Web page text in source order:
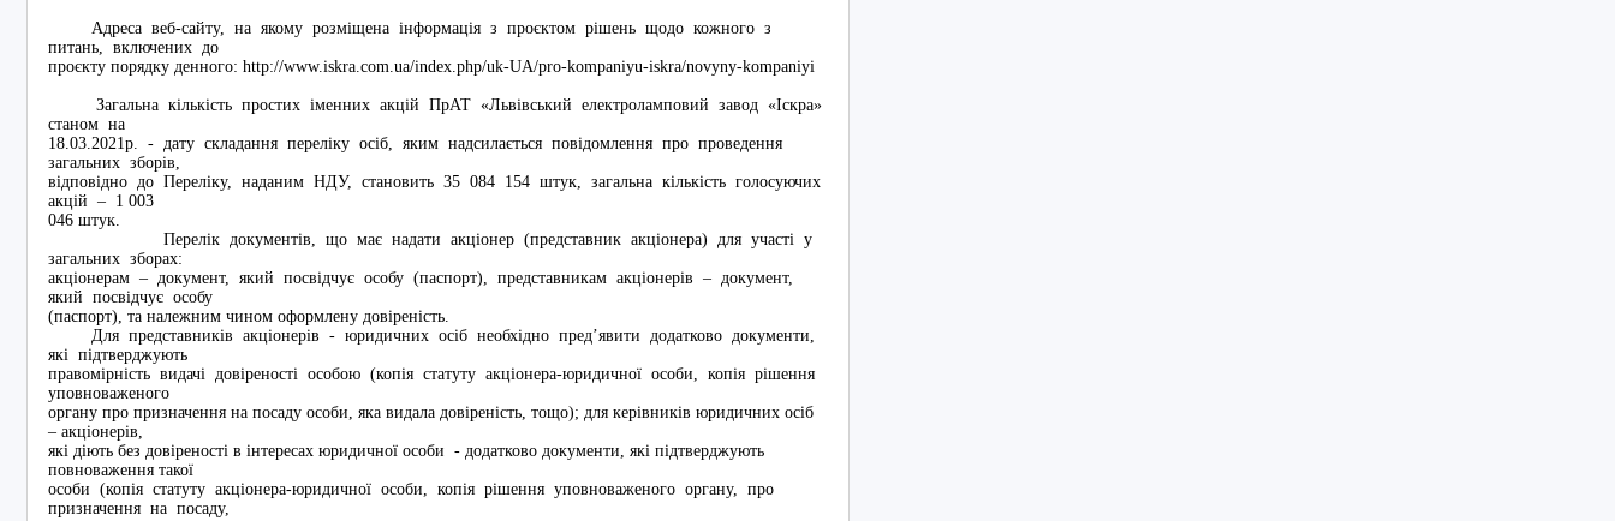
Адреса веб-сайту, на якому розміщена інформація з проєктом рішень щодо кожного з
питань, включених до
проєкту порядку денного: http://www.iskra.com.ua/index.php/uk-UA/pro-kompaniyu-iskra/novyny-kompaniyi
Загальна кількість простих іменних акцій ПрАТ «Львівський електроламповий завод «Іскра»
станом на
18.03.2021р. - дату складання переліку осіб, яким надсилається повідомлення про проведення
загальних зборів,
відповідно до Переліку, наданим НДУ, становить 35 084 154 штук, загальна кількість голосуючих
акцій – 1 003
046 штук.
Перелік документів, що має надати акціонер (представник акціонера) для участі у
загальних зборах:
акціонерам – документ, який посвідчує особу (паспорт), представникам акціонерів – документ,
який посвідчує особу
(паспорт), та належним чином оформлену довіреність.
Для представників акціонерів - юридичних осіб необхідно пред’явити додатково документи,
які підтверджують
правомірність видачі довіреності особою (копія статуту акціонера-юридичної особи, копія рішення
уповноваженого
органу про призначення на посаду особи, яка видала довіреність, тощо); для керівників юридичних осіб
– акціонерів,
які діють без довіреності в інтересах юридичної особи - додатково документи, які підтверджують
повноваження такої
особи (копія статуту акціонера-юридичної особи, копія рішення уповноваженого органу, про
призначення на посаду,